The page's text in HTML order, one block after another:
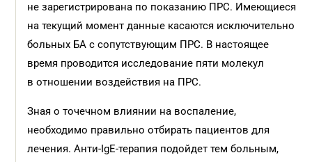
не зарегистрирована по показанию ПРС. Имеющиеся
на текущий момент данные касаются исключительно
больных БА с сопутствующим ПРС. В настоящее
время проводится исследование пяти молекул
в отношении воздействия на ПРС.
Зная о точечном влиянии на воспаление,
необходимо правильно отбирать пациентов для
лечения. Анти-IgE-терапия подойдет тем больным,